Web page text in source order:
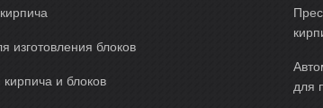
изготовления блоков
и блоков
для